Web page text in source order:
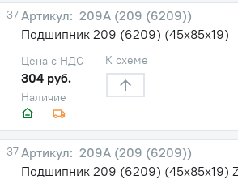
37
209А (209 (6209))
Подшипник 209 (6209) (45х85х19)
Наличие
Цена с НДС
304 руб.
К схеме
37
209А (209 (6209))
Подшипник 209 (6209) (45х85х19)